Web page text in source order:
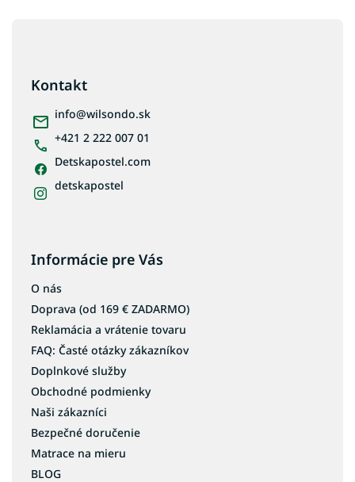
Kontakt
info@wilsondo.sk
+421 2 222 007 01
Detskapostel.com
detskapostel
Informácie pre Vás
O nás
Doprava (od 169 € ZADARMO)
Reklamácia a vrátenie tovaru
FAQ: Časté otázky zákazníkov
Doplnkové služby
Obchodné podmienky
Naši zákazníci
Bezpečné doručenie
Matrace na mieru
BLOG